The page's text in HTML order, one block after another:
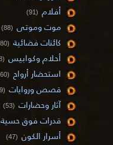
أفلام (91)
موت وموتى (88)
كائنات فضائية (80)
أحلام وكوابيس (78)
استحضار أرواح (60)
قصص وروايات (59)
آثار وحضارات (53)
قدرات فوق حسية
أسرار الكون (47)